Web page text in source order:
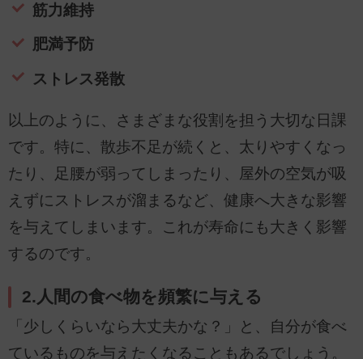
筋力維持
肥満予防
ストレス発散
以上のように、さまざまな役割を担う大切な日課
です。特に、散歩不足が続くと、太りやすくなっ
たり、足腰が弱ってしまったり、屋外の空気が吸
えずにストレスが溜まるなど、健康へ大きな影響
を与えてしまいます。これが寿命にも大きく影響
するのです。
2.人間の食べ物を頻繁に与える
「少しくらいなら大丈夫かな？」と、自分が食べ
ているものを与えたくなることもあるでしょう。